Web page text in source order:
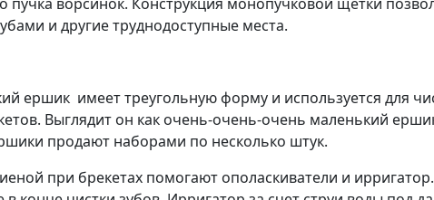
и другие труднодоступные места.
ершик имеет треугольную форму и используется для
Выглядит он как очень-очень-очень маленький
продают наборами по несколько штук.
при брекетах помогают ополаскиватели и